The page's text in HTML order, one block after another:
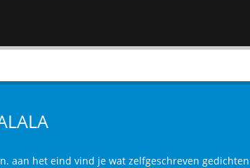
aan het eind vind je wat zelfgeschreven gedichten